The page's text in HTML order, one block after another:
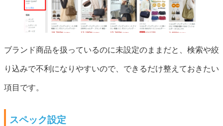
ブランド商品を扱っているのに未設定のままだと、検索や絞
り込みで不利になりやすいので、できるだけ整えておきたい
項目です。
スペック設定